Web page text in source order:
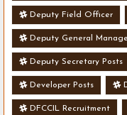
Deputy Field Officer
Deputy General
Deputy Secretary Posts
Developer Posts
DFCCIL Recruitment